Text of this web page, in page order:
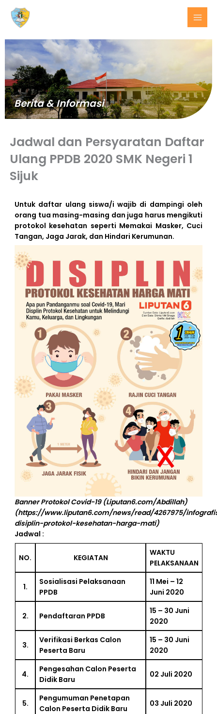
konten
Berita & Informasi
Jadwal dan Persyaratan Daftar
Ulang PPDB 2020 SMK Negeri 1
Sijuk
Untuk daftar ulang siswa/i wajib di dampingi oleh
orang tua masing-masing dan juga harus mengikuti
protokol kesehatan seperti Memakai Masker, Cuci
Tangan, Jaga Jarak, dan Hindari Kerumunan.
Banner Protokol Covid-19 (Liputan6.com/Abdillah)
(https://www.liputan6.com/news/read/4267975/
disiplin-protokol-kesehatan-harga-mati)
Jadwal :
NO. KEGIATAN
WAKTU
PELAKSANAAN
1.
Sosialisasi Pelaksanaan
PPDB
11 Mei – 12
Juni 2020
2. Pendaftaran PPDB
15 – 30 Juni
2020
3.
Verifikasi Berkas Calon
Peserta Baru
15 – 30 Juni
2020
4.
Pengesahan Calon Peserta
Didik Baru
02 Juli 2020
5.
Pengumuman Penetapan
Calon Peserta Didik Baru
03 Juli 2020